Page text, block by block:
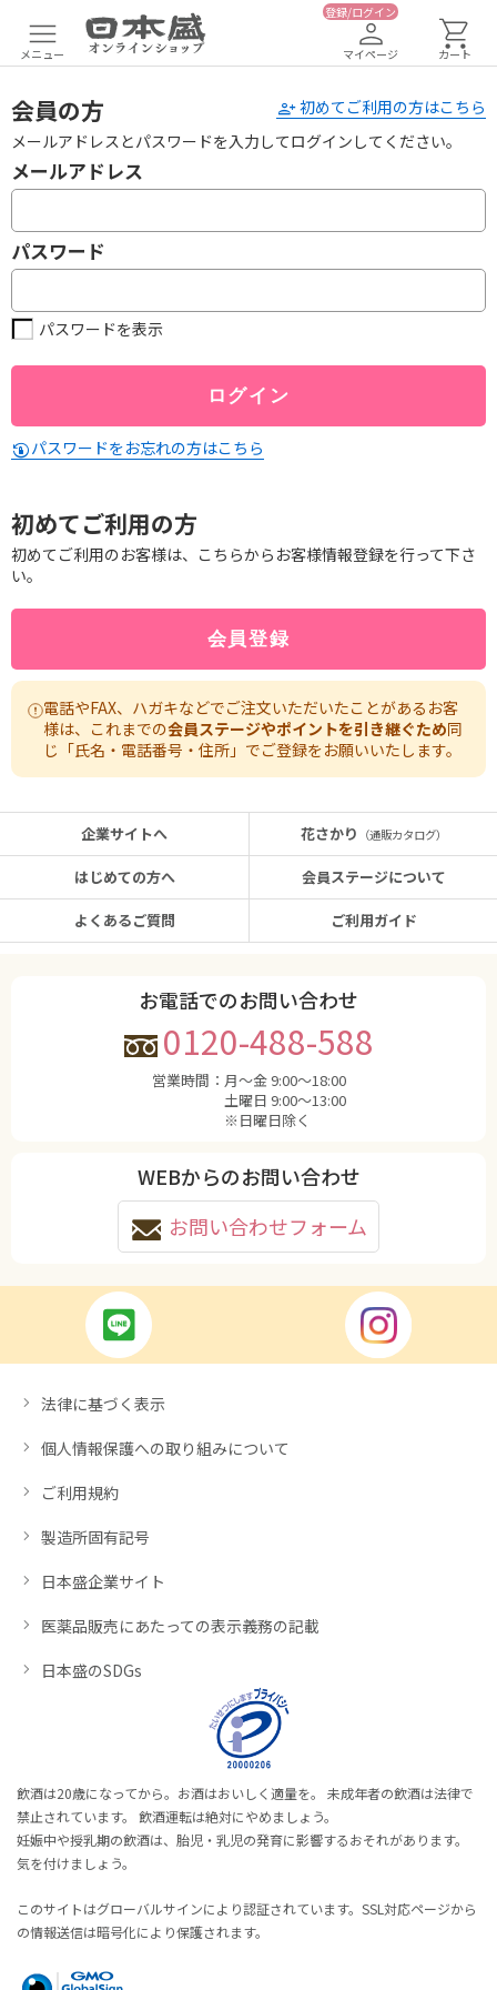
メニュー
登録/ログイン
マイページ カート
初めてご利用の方はこちら
会員の方
メールアドレスとパスワードを入力してログインしてください。
メールアドレス
パスワード
パスワードを表示
パスワードをお忘れの方はこちら
初めてご利用の方
初めてご利用のお客様は、こちらからお客様情報登録を行って下さ
い。
電話やFAX、ハガキなどでご注文いただいたことがあるお客
様は、これまでの会員ステージやポイントを引き継ぐため同
じ「氏名・電話番号・住所」でご登録をお願いいたします。
企業サイトへ
はじめての方へ
よくあるご質問
花さかり （通販カタログ）
会員ステージについて
ご利用ガイド
お電話でのお問い合わせ
0120-488-588
営業時間： 月〜金 9:00〜18:00
土曜日 9:00〜13:00
※日曜日除く
WEBからのお問い合わせ
お問い合わせフォーム
法律に基づく表示
個人情報保護への取り組みについて
ご利用規約
製造所固有記号
日本盛企業サイト
医薬品販売にあたっての表示義務の記載
日本盛のSDGs
飲酒は20歳になってから。お酒はおいしく適量を。 未成年者の飲酒は法律で
禁止されています。 飲酒運転は絶対にやめましょう。
妊娠中や授乳期の飲酒は、胎児・乳児の発育に影響するおそれがあります。
気を付けましょう。
このサイトはグローバルサインにより認証されています。SSL対応ページから
の情報送信は暗号化により保護されます。